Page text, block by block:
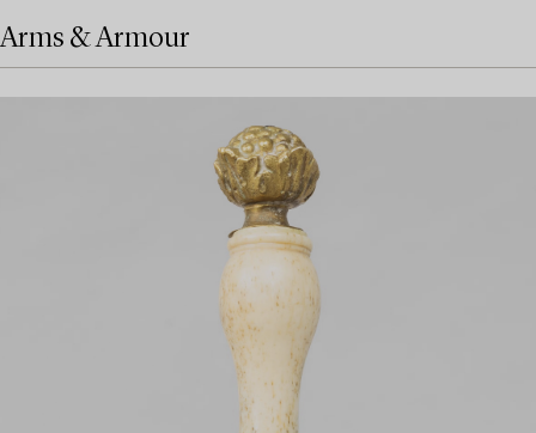
Arms & Armour